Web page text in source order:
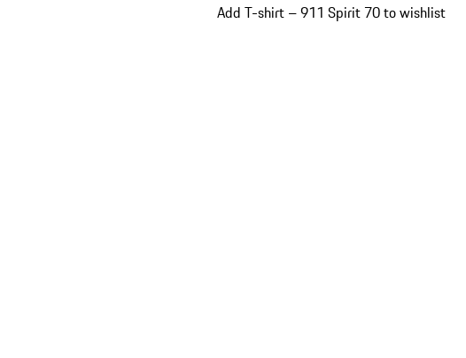
Add T-shirt – 911 Spirit 70 to wishlist